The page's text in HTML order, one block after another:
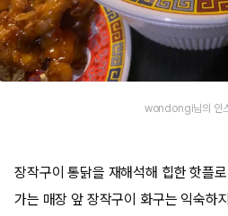
wondongi님의 인
장작구이 통닭을 재해석해 힙한 핫플
가는 매장 앞 장작구이 화구는 익숙하